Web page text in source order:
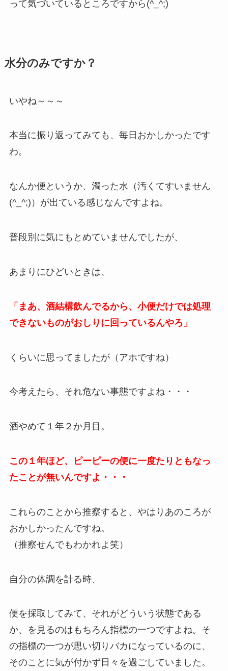
って気づいているところですから(^_^;)
水分のみですか？
いやね～～～
本当に振り返ってみても、毎日おかしかったです
わ。
なんか便というか、濁った水（汚くてすいません
(^_^;)）が出ている感じなんですよね。
普段別に気にもとめていませんでしたが、
あまりにひどいときは、
「まあ、酒結構飲んでるから、小便だけでは処理
できないものがおしりに回っているんやろ」
くらいに思ってましたが（アホですね）
今考えたら、それ危ない事態ですよね・・・
酒やめて１年２か月目。
この１年ほど、ピーピーの便に一度たりともなっ
たことが無いんですよ・・・
これらのことから推察すると、やはりあのころが
おかしかったんですね。
（推察せんでもわかれよ笑）
自分の体調を計る時、
便を採取してみて、それがどういう状態である
か、を見るのはもちろん指標の一つですよね。そ
の指標の一つが思い切りバカになっているのに、
そのことに気が付かず日々を過ごしていました。